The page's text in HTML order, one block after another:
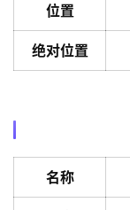
位置
绝对位置
名称